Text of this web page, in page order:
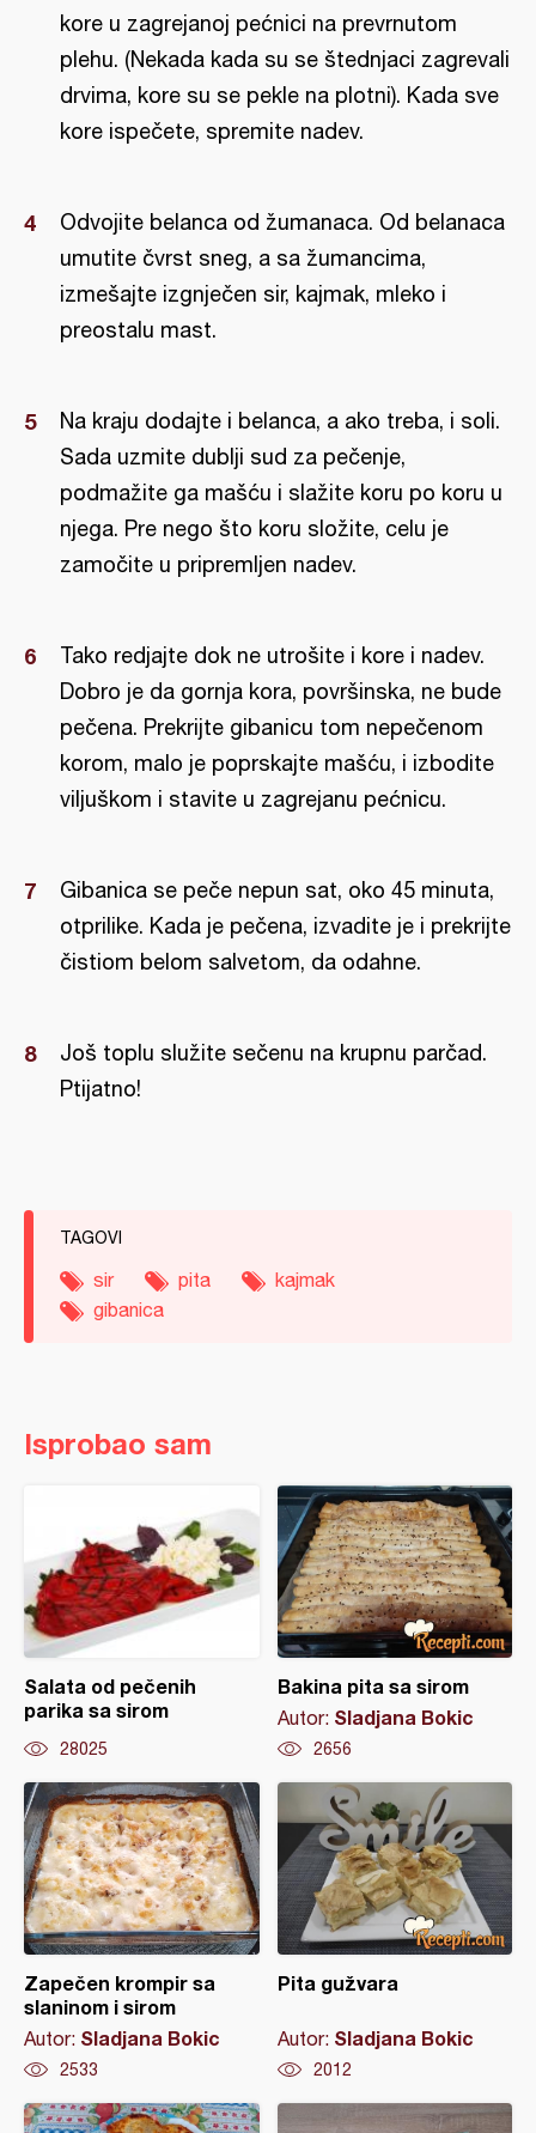
kore u zagrejanoj pećnici na prevrnutom
plehu. (Nekada kada su se štednjaci zagrevali
drvima, kore su se pekle na plotni). Kada sve
kore ispečete, spremite nadev.
Odvojite belanca od žumanaca. Od belanaca
umutite čvrst sneg, a sa žumancima,
izmešajte izgnječen sir, kajmak, mleko i
preostalu mast.
Na kraju dodajte i belanca, a ako treba, i soli.
Sada uzmite dublji sud za pečenje,
podmažite ga mašću i slažite koru po koru u
njega. Pre nego što koru složite, celu je
zamočite u pripremljen nadev.
Tako redjajte dok ne utrošite i kore i nadev.
Dobro je da gornja kora, površinska, ne bude
pečena. Prekrijte gibanicu tom nepečenom
korom, malo je poprskajte mašću, i izbodite
viljuškom i stavite u zagrejanu pećnicu.
Gibanica se peče nepun sat, oko 45 minuta,
otprilike. Kada je pečena, izvadite je i prekrijte
čistiom belom salvetom, da odahne.
Još toplu služite sečenu na krupnu parčad.
Ptijatno!
TAGOVI
sir pita
kajmak
gibanica
Isprobao sam
Salata od pečenih
parika sa sirom
28025
Bakina pita sa sirom
Autor: Sladjana Bokic
2656
Zapečen krompir sa
slaninom i sirom
Autor: Sladjana Bokic
2533
Pita gužvara
Autor: Sladjana Bokic
2012